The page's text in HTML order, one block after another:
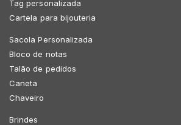
Tag personalizada
Cartela para bijouteria
Sacola Personalizada
Bloco de notas
Talão de pedidos
Caneta
Chaveiro
Brindes